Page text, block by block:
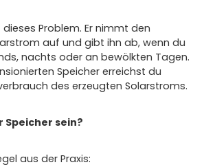
Problem. Er nimmt den
auf und gibt ihn ab, wenn du
nachts oder an bewölkten Tagen.
Speicher erreichst du
des erzeugten Solarstroms.
Speicher sein?
aus der Praxis: